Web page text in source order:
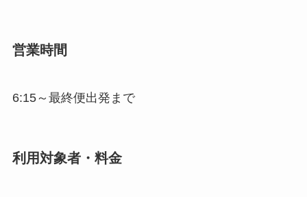
営業時間
6:15～最終便出発まで
利用対象者・料金